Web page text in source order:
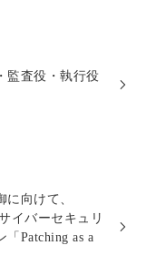
監査役・執行役
向けて、
イバーセキュリ
Patching as a